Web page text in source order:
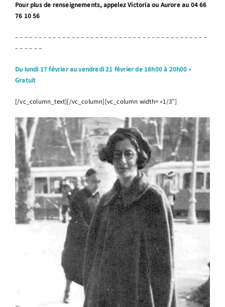
Pour plus de renseignements, appelez Victoria ou Aurore au 04 66
76 10 56
– – – – – – – – – – – – – – – – – – – – – – – – – – – – – – – – – – – – – – – – –
– – – – – –
Du lundi 17 février au vendredi 21 février de 18h00 à 20h00 •
Gratuit
[/vc_column_text][/vc_column][vc_column width= »1/3″]